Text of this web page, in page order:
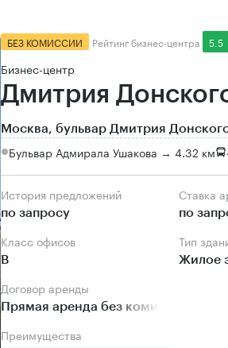
БЕЗ КОМИССИИ Рейтинг бизнес-центра 5.5
Бизнес-центр
Дмитрия
Москва, бульвар Дмитрия
Бульвар Адмирала Ушакова → 4.32 км
История предложений
по запросу
Ставка
по
Класс офисов
B
Тип
Жилое
Договор аренды
Прямая аренда без комиссии
Преимущества